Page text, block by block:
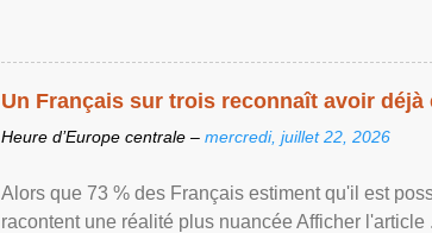
Un Français sur trois reconnaît avoir
Heure d’Europe centrale – mercredi, juillet 22, 2026
Alors que 73 % des Français estiment qu'il est
racontent une réalité plus nuancée Afficher l'article